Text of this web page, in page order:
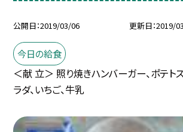
公開日 2019/03/06 更新日 2019/
今日の給食
＜献 立＞ 照り焼きハンバーガー、ポテト
ラダ、いちご、牛乳